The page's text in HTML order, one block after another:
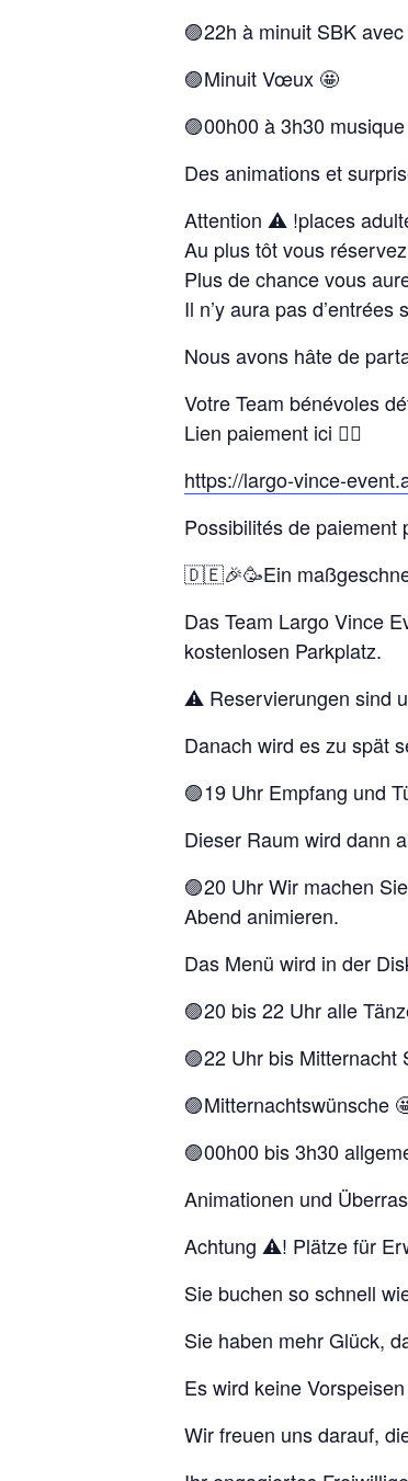
🟣22h à minuit SBK
🟣Minuit Vœux 🤩
🟣00h00 à 3h30
Des animations et
Attention ⚠️ !places
Au plus tôt vous
Plus de chance vous
Il n’y aura pas
Nous avons hâte de
Votre Team bénévoles
Lien paiement ici 👇🏼
https://largo-vince-
Possibilités de paiement
🇩🇪🎉🥳Ein
Das Team Largo Vince
kostenlosen Parkplatz.
⚠️ Reservierungen sind
Danach wird es zu spät
🟣19 Uhr Empfang und
Dieser Raum wird dann
🟣20 Uhr Wir machen
Abend animieren.
Das Menü wird in der
🟣20 bis 22 Uhr alle
🟣22 Uhr bis Mitternacht
🟣Mitternachtswünsche
🟣00h00 bis 3h30
Animationen und
Achtung ⚠️! Plätze für
Sie buchen so schnell
Sie haben mehr Glück,
Es wird keine
Wir freuen uns darauf,